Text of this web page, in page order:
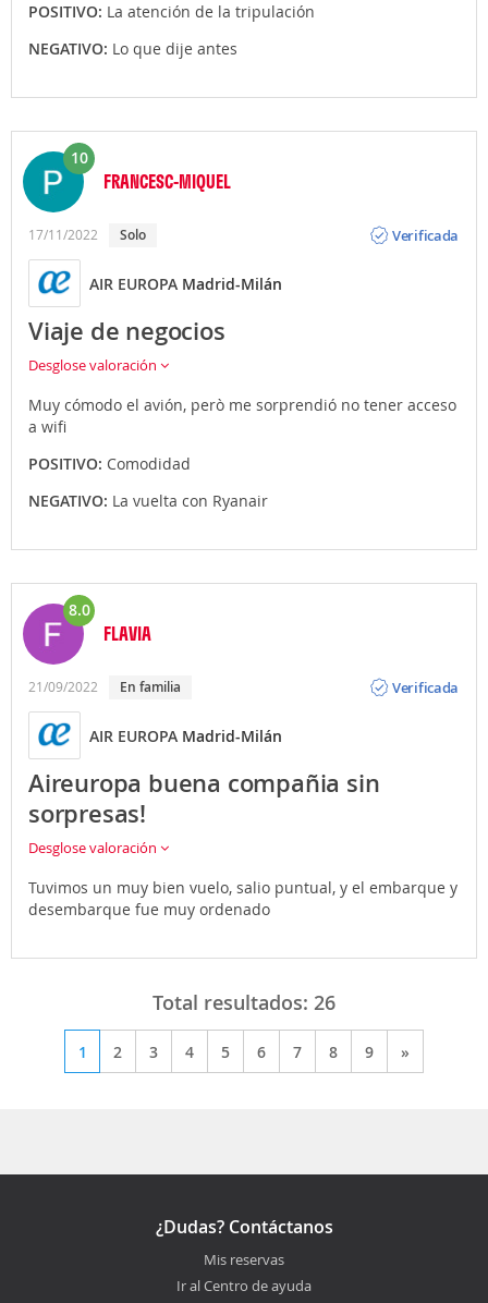
POSITIVO: La atención de la tripulación
NEGATIVO: Lo que dije antes
10
FRANCESC-MIQUEL
17/11/2022 solo
Verificada
AIR EUROPA Madrid-Milán
Viaje de negocios
Desglose valoración
Muy cómodo el avión, però me sorprendió no tener acceso
a wifi
POSITIVO: Comodidad
NEGATIVO: La vuelta con Ryanair
8.0
FLAVIA
21/09/2022 en familia
Verificada
AIR EUROPA Madrid-Milán
Aireuropa buena compañia sin
sorpresas!
Desglose valoración
Tuvimos un muy bien vuelo, salio puntual, y el embarque y
desembarque fue muy ordenado
Total resultados: 26
1 2 3 4 5 6 7 8 9 »
¿Dudas? Contáctanos
Mis reservas
Ir al Centro de ayuda